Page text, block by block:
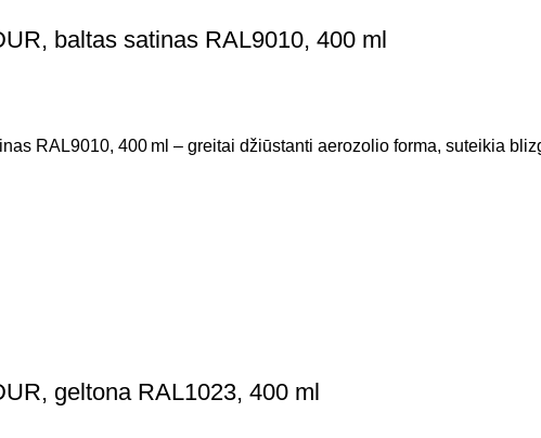
baltas satinas RAL9010, 400 ml
RAL9010, 400 ml – greitai džiūstanti aerozolio forma, suteikia
geltona RAL1023, 400 ml